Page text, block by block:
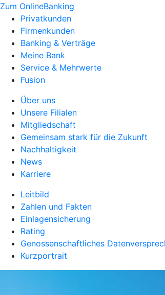
Zum OnlineBanking
Privatkunden
Firmenkunden
Banking & Verträge
Meine Bank
Service & Mehrwerte
Fusion
Über uns
Unsere Filialen
Mitgliedschaft
Gemeinsam stark für die Zukunft
Nachhaltigkeit
News
Karriere
Leitbild
Zahlen und Fakten
Einlagensicherung
Rating
Genossenschaftliches
Kurzportrait